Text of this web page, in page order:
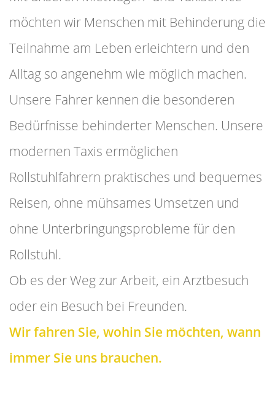
möchten wir Menschen mit Behinderung die
Teilnahme am Leben erleichtern und den
Alltag so angenehm wie möglich machen.
Unsere Fahrer kennen die besonderen
Bedürfnisse behinderter Menschen. Unsere
modernen Taxis ermöglichen
Rollstuhlfahrern praktisches und bequemes
Reisen, ohne mühsames Umsetzen und
ohne Unterbringungsprobleme für den
Rollstuhl.
Ob es der Weg zur Arbeit, ein Arztbesuch
oder ein Besuch bei Freunden.
Wir fahren Sie, wohin Sie möchten, wann
immer Sie uns brauchen.